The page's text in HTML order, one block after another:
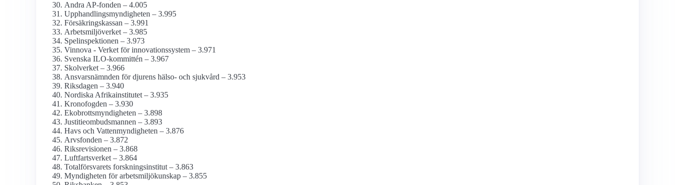
Andra AP-fonden – 4.005
Upphandlings­myndigheten – 3.995
Försäkringskassan – 3.991
Arbetsmiljö­verket – 3.985
Spel­inspektionen – 3.973
Vinnova - Verket för innovations­system – 3.971
Svenska ILO-kommittén – 3.967
Skolverket – 3.966
Ansvarsnämnden för djurens hälso- och sjukvård – 3.953
Riksdagen – 3.940
Nordiska Afrika­institutet – 3.935
Kronofogden – 3.930
Ekobrotts­myndigheten – 3.898
Justitie­ombudsmannen – 3.893
Havs och Vatten­myndigheten – 3.876
Arvsfonden – 3.872
Riksrevisionen – 3.868
Luftfarts­verket – 3.864
Total­försvarets forsknings­institut – 3.863
Myndigheten för arbetsmiljö­kunskap – 3.855